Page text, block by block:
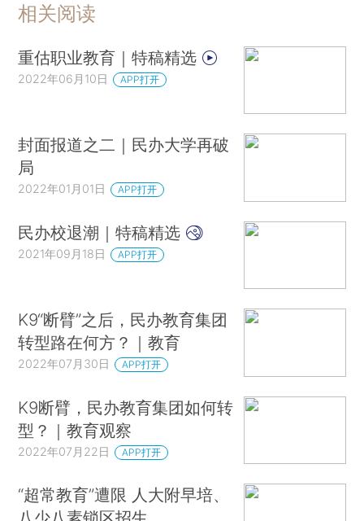
相关阅读
重估职业教育｜特稿精选
2022年06月10日 APP打开
封面报道之二｜民办大学再破
局
2022年01月01日 APP打开
民办校退潮｜特稿精选
2021年09月18日 APP打开
K9“断臂”之后，民办教育集团
转型路在何方？｜教育
2022年07月30日 APP打开
K9断臂，民办教育集团如何转
型？｜教育观察
2022年07月22日 APP打开
“超常教育”遭限 人大附早培、